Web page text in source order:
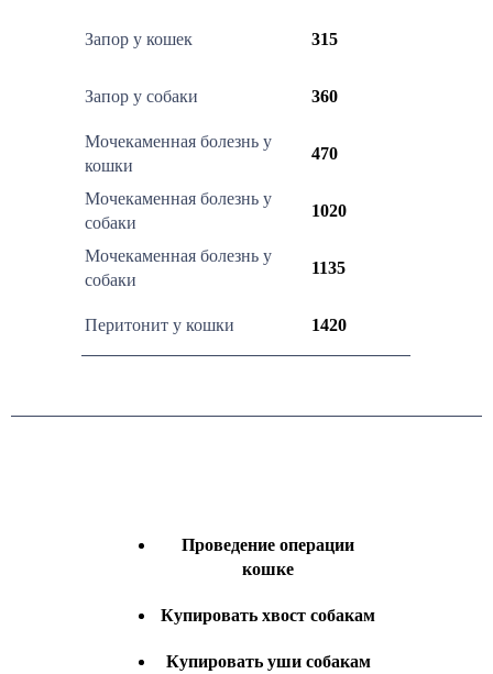
Запор у кошек 315
Запор у собаки 360
Мочекаменная болезнь у
кошки
470
Мочекаменная болезнь у
собаки
1020
Мочекаменная болезнь у
собаки
1135
Перитонит у кошки 1420
Проведение операции
кошке
Купировать хвост собакам
Купировать уши собакам